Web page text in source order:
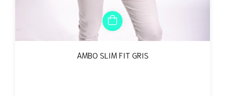
AMBO SLIM FIT GRIS